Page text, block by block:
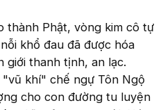
thành Phật, vòng kim cô tự
khổ đau đã được hóa
giới thanh tịnh, an lạc.
khí" chế ngự Tôn Ngộ
cho con đường tu luyện